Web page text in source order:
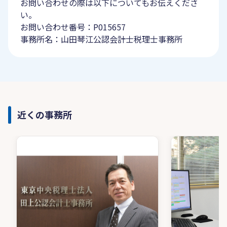
お問い合わせの際は以下についてもお伝えくださ
い。
お問い合わせ番号：P015657
事務所名：山田琴江公認会計士税理士事務所
近くの事務所